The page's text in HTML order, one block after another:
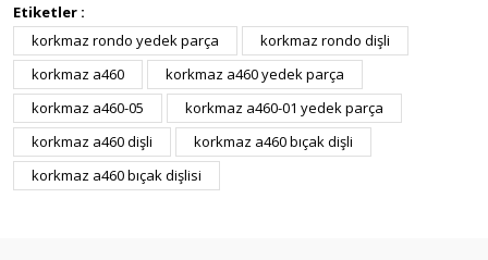
Etiketler :
korkmaz rondo yedek parça
korkmaz rondo dişli
korkmaz a460
korkmaz a460 yedek parça
korkmaz a460-05
korkmaz a460-01 yedek parça
korkmaz a460 dişli
korkmaz a460 bıçak dişli
korkmaz a460 bıçak dişlisi